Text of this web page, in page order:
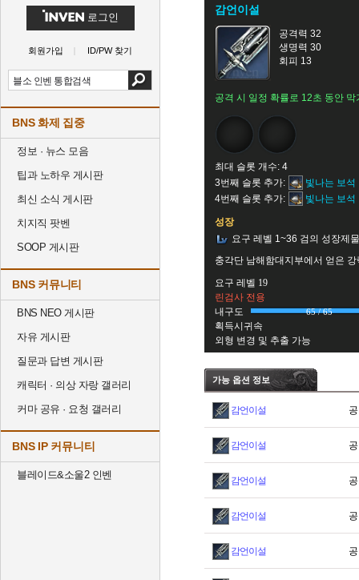
로그인
회원가입 ID/PW 찾기
BNS 화제 집중
정보 · 뉴스 모음
팁과 노하우 게시판
최신 소식 게시판
치지직 팟벤
SOOP 게시판
BNS 커뮤니티
BNS NEO 게시판
자유 게시판
질문과 답변 게시판
캐릭터 · 의상 자랑 갤러리
커마 공유 · 요청 갤러리
BNS IP 커뮤니티
블레이드&소울2 인벤
감언이설
공격력 32
생명력 30
회피 13
공격 시 일정 확률로 12초 동안
최대 슬롯 개수: 4
3번째 슬롯 추가:
빛나는 보석
4번째 슬롯 추가:
빛나는 보석
성장
요구 레벨 1~36 검의 성장제물
충각단 남해함대지부에서 얻은
요구 레벨 19
린검사 전용
내구도
65 / 65
획득시귀속
외형 변경 및 추출 가능
가능 옵션 정보
감언이설
감언이설
감언이설
감언이설
감언이설